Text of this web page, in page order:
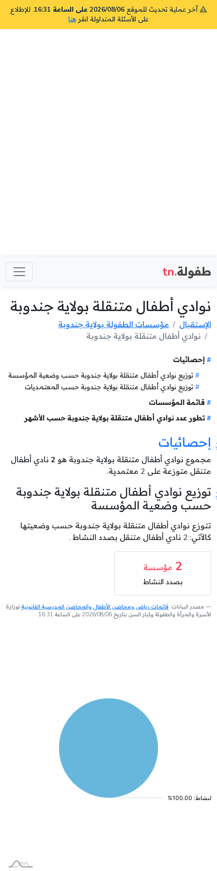
آخر عملية تحديث للموقع 2026/08/06 على الساعة 16:31
. للإطلاع
على الأسئلة المتداولة انقر هنا
طفولة.tn
نوادي أطفال متنقلة بولاية جندوبة
الإستقبال
مؤسسات الطفولة بولاية جندوبة
نوادي أطفال متنقلة بولاية جندوبة
إحصائيات
توزيع نوادي أطفال متنقلة بولاية جندوبة حسب وضعية المؤسسة
توزيع نوادي أطفال متنقلة بولاية جندوبة حسب المعتمديات
قائمة المؤسسات
تطور عدد نوادي أطفال متنقلة بولاية جندوبة حسب الأشهر
إحصائيات
مجموع نوادي أطفال متنقلة بولاية جندوبة هو 2 نادي أطفال
متنقل متوزعة على 2 معتمدية.
توزيع نوادي أطفال متنقلة بولاية جندوبة
حسب وضعية المؤسسة
تتوزع نوادي أطفال متنقلة بولاية جندوبة حسب وضعيتها
كالآتي: 2 نادي أطفال متنقل بصدد النشاط .
2 مؤسسة
بصدد النشاط
مصدر البيانات: قائمات رياض ومحاضن الأطفال والمحاضن المدرسية القانونية لوزارة
الأسرة والمرأة والطفولة وكبار السن بتاريخ 2026/08/06 على الساعة 16:31